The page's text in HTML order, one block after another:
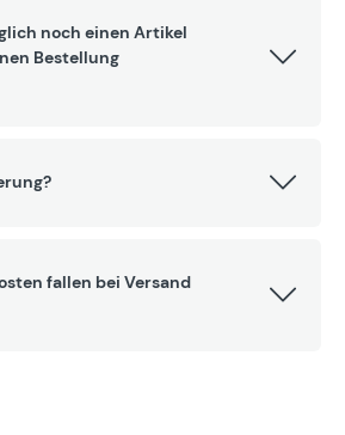
noch einen Artikel
Bestellung
fallen bei Versand